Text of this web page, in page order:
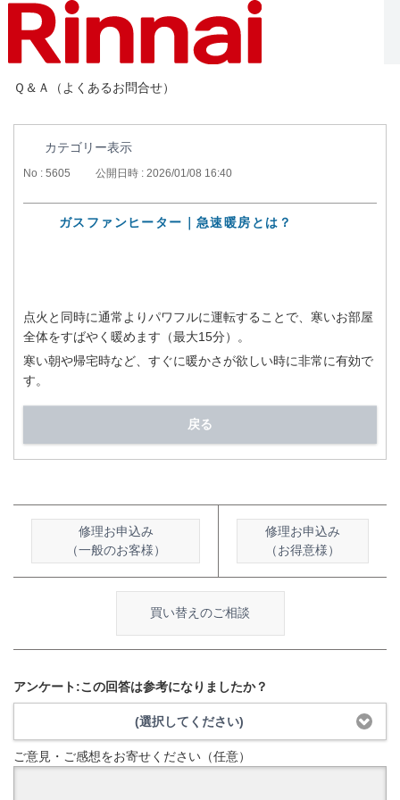
Ｑ＆Ａ（よくあるお問合せ）
カテゴリー表示
No : 5605 公開日時 : 2026/01/08 16:40
ガスファンヒーター｜急速暖房とは？
点火と同時に通常よりパワフルに運転することで、寒いお部屋
全体をすばやく暖めます（最大15分）。
寒い朝や帰宅時など、すぐに暖かさが欲しい時に非常に有効で
す。
戻る
修理お申込み
（一般のお客様）
修理お申込み
（お得意様）
買い替えのご相談
アンケート:この回答は参考になりましたか？
(選択してください)
ご意見・ご感想をお寄せください（任意）